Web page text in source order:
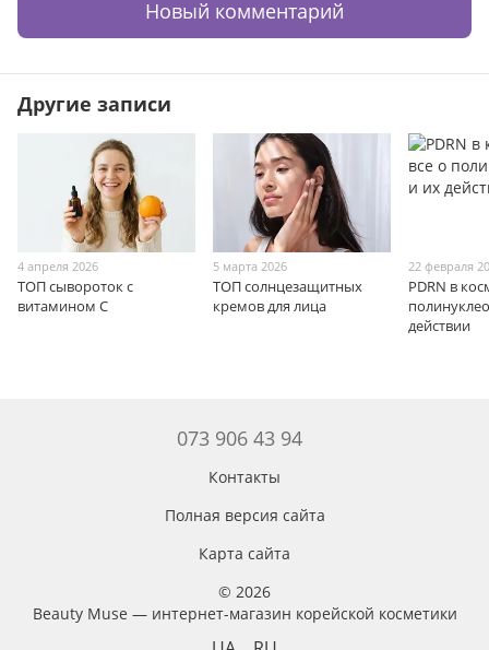
Новый комментарий
Другие записи
4 апреля 2026
ТОП сывороток с
витамином С
5 марта 2026
ТОП солнцезащитных
кремов для лица
22 февраля
PDRN в
действии
073 906 43 94
Контакты
Полная версия сайта
Карта сайта
© 2026
Beauty Muse — интернет-магазин корейской косметики